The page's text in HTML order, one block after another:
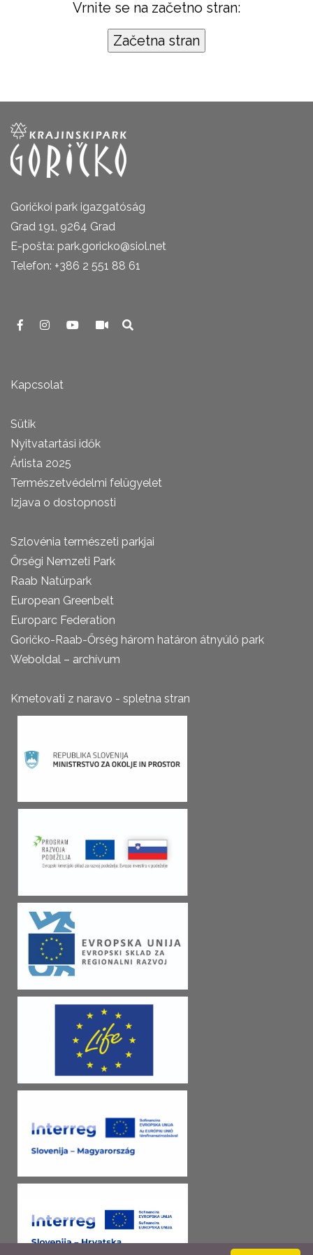
Vrnite se na začetno stran:
Goričkoi park igazgatóság
Grad 191, 9264 Grad
E-pošta: park.goricko@siol.net
Telefon: +386 2 551 88 61
Kapcsolat
Sütik
Nyitvatartási idők
Árlista 2025
Természetvédelmi felügyelet
Izjava o dostopnosti
Szlovénia természeti parkjai
Őrségi Nemzeti Park
Raab Natúrpark
European Greenbelt
Europarc Federation
Goričko-Raab-Őrség három határon átnyúló park
Weboldal – archívum
Kmetovati z naravo - spletna stran